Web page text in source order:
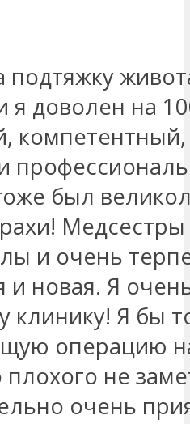
подтяжку
я доволен на
компетентный,
был
и очень
и новая. Я
клинику! Я бы
операцию
не
очень